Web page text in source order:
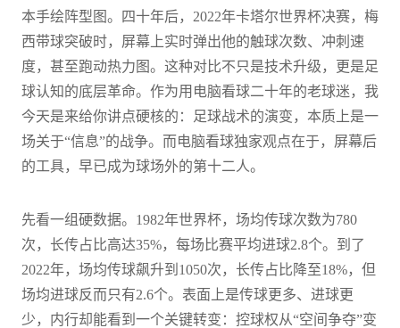
本手绘阵型图。四十年后，2022年卡塔尔世界杯决赛，梅
西带球突破时，屏幕上实时弹出他的触球次数、冲刺速
度，甚至跑动热力图。这种对比不只是技术升级，更是足
球认知的底层革命。作为用电脑看球二十年的老球迷，我
今天是来给你讲点硬核的：足球战术的演变，本质上是一
场关于“信息”的战争。而电脑看球独家观点在于，屏幕后
的工具，早已成为球场外的第十二人。
先看一组硬数据。1982年世界杯，场均传球次数为780
次，长传占比高达35%，每场比赛平均进球2.8个。到了
2022年，场均传球飙升到1050次，长传占比降至18%，但
场均进球反而只有2.6个。表面上是传球更多、进球更
少，内行却能看到一个关键转变：控球权从“空间争夺”变